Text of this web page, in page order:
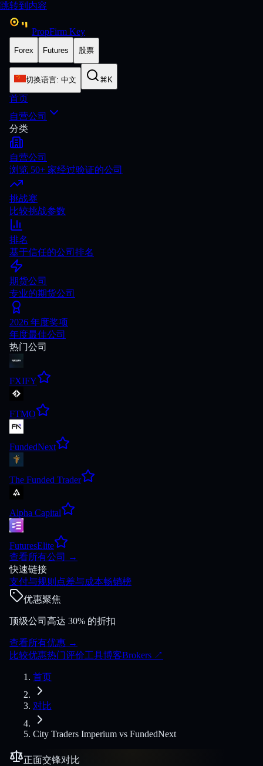
跳转到内容
PropFirm Key
Forex Futures 股票
切换语言: 中文 ⌘K
首页
自营公司
分类
自营公司
浏览 50+ 家经过验证的公司
挑战赛
比较挑战参数
排名
基于信任的公司排名
期货公司
专业的期货公司
2026 年度奖项
年度最佳公司
热门公司
FXIFY
FTMO
FundedNext
The Funded Trader
Alpha Capital
FuturesElite
查看所有公司
→
快速链接
支付与规则 点差与成本畅销榜
优惠聚焦
顶级公司高达 30% 的折扣
查看所有优惠 →
比较优惠热门评价工具博客Brokers ↗
首页
对比
City Traders Imperium vs FundedNext
正面交锋对比